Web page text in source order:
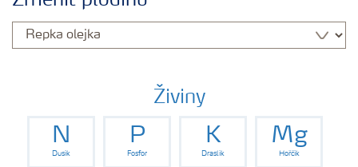
Hnojiva
Bezpečnost hnojiv
Živiny
N
Dusík
P
Fosfor
K
Draslík
Mg
Hořčík